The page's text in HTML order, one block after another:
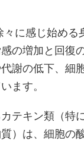
に感じ始める
の増加と回復
謝の低下、細
ます。
テキン類（特
）は、細胞の